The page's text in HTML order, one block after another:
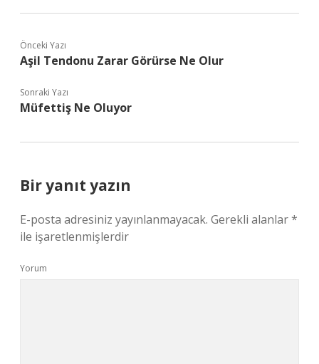
Önceki Yazı
Aşil Tendonu Zarar Görürse Ne Olur
Sonraki Yazı
Müfettiş Ne Oluyor
Bir yanıt yazın
E-posta adresiniz yayınlanmayacak. Gerekli alanlar*
ile işaretlenmişlerdir
Yorum